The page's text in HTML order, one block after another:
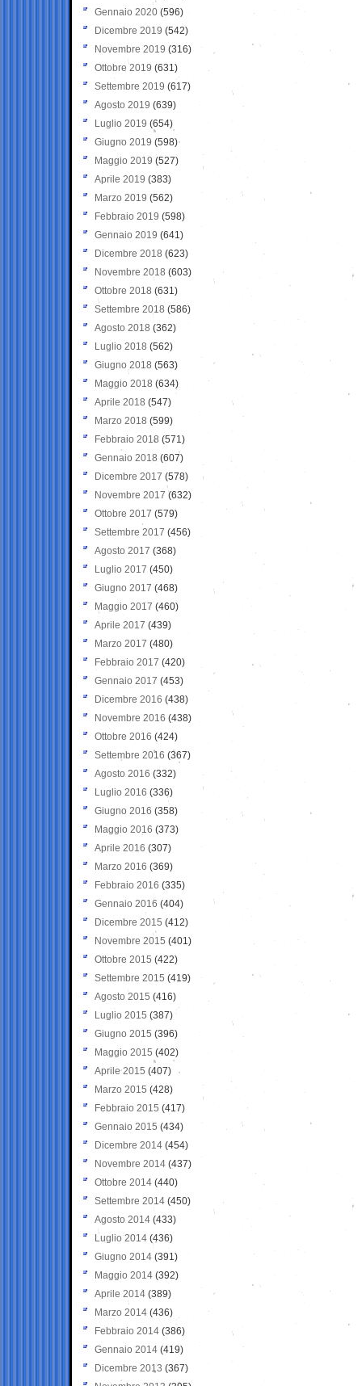
Gennaio 2020 (596)
Dicembre 2019 (542)
Novembre 2019 (316)
Ottobre 2019 (631)
Settembre 2019 (617)
Agosto 2019 (639)
Luglio 2019 (654)
Giugno 2019 (598)
Maggio 2019 (527)
Aprile 2019 (383)
Marzo 2019 (562)
Febbraio 2019 (598)
Gennaio 2019 (641)
Dicembre 2018 (623)
Novembre 2018 (603)
Ottobre 2018 (631)
Settembre 2018 (586)
Agosto 2018 (362)
Luglio 2018 (562)
Giugno 2018 (563)
Maggio 2018 (634)
Aprile 2018 (547)
Marzo 2018 (599)
Febbraio 2018 (571)
Gennaio 2018 (607)
Dicembre 2017 (578)
Novembre 2017 (632)
Ottobre 2017 (579)
Settembre 2017 (456)
Agosto 2017 (368)
Luglio 2017 (450)
Giugno 2017 (468)
Maggio 2017 (460)
Aprile 2017 (439)
Marzo 2017 (480)
Febbraio 2017 (420)
Gennaio 2017 (453)
Dicembre 2016 (438)
Novembre 2016 (438)
Ottobre 2016 (424)
Settembre 2016 (367)
Agosto 2016 (332)
Luglio 2016 (336)
Giugno 2016 (358)
Maggio 2016 (373)
Aprile 2016 (307)
Marzo 2016 (369)
Febbraio 2016 (335)
Gennaio 2016 (404)
Dicembre 2015 (412)
Novembre 2015 (401)
Ottobre 2015 (422)
Settembre 2015 (419)
Agosto 2015 (416)
Luglio 2015 (387)
Giugno 2015 (396)
Maggio 2015 (402)
Aprile 2015 (407)
Marzo 2015 (428)
Febbraio 2015 (417)
Gennaio 2015 (434)
Dicembre 2014 (454)
Novembre 2014 (437)
Ottobre 2014 (440)
Settembre 2014 (450)
Agosto 2014 (433)
Luglio 2014 (436)
Giugno 2014 (391)
Maggio 2014 (392)
Aprile 2014 (389)
Marzo 2014 (436)
Febbraio 2014 (386)
Gennaio 2014 (419)
Dicembre 2013 (367)